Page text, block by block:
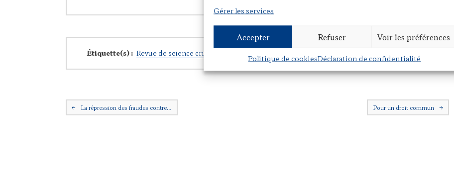
Gérer les services
Accepter Refuser Voir les préférences
Politique de cookiesDéclaration de confidentialité
Étiquette(s) : Revue de science criminelle et de droit pénal comparé (RSC)
Navigation postale
← La répression des fraudes contre… Pour un droit commun →